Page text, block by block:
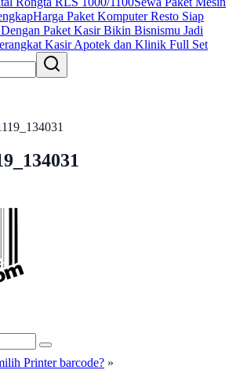
Harga Paket Komputer Resto Siap
Paket Kasir Bikin Bisnismu Jadi
Kasir Apotek dan Klinik Full Set
Printer barcode? »